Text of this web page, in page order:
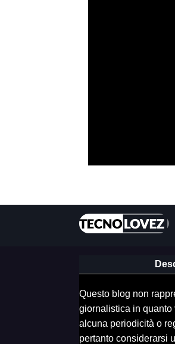
Questo blog non
giornalistica in
alcuna periodicità o
pertanto considerarsi